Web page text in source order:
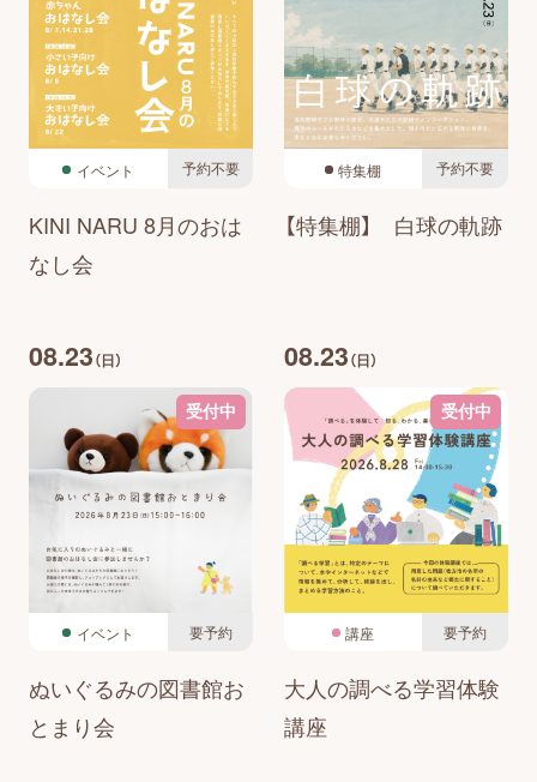
イベント 予約不要
KINI NARU 8月のおは
なし会
特集棚 予約不要
【特集棚】 白球の軌跡
08.23（日）
受付中
イベント 要予約
ぬいぐるみの図書館お
とまり会
08.23（日）
受付中
講座 要予約
大人の調べる学習体験
講座